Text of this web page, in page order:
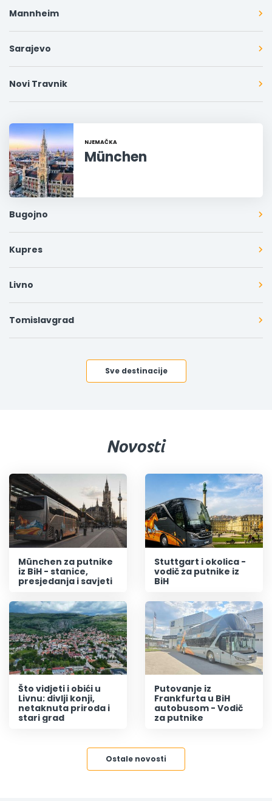
Mannheim
Sarajevo
Novi Travnik
NJEMAČKA
München
Bugojno
Kupres
Livno
Tomislavgrad
Sve destinacije
Novosti
München za putnike
iz BiH - stanice,
presjedanja i savjeti
Stuttgart i okolica -
vodič za putnike iz
BiH
Što vidjeti i obići u
Livnu: divlji konji,
netaknuta priroda i
stari grad
Putovanje iz
Frankfurta u BiH
autobusom - Vodič
za putnike
Ostale novosti